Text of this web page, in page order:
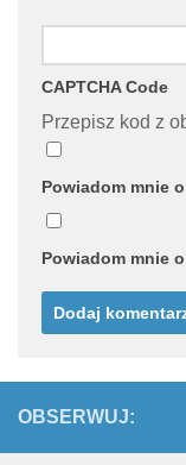
CAPTCHA Code
Przepisz kod z
Powiadom mnie
Powiadom mnie
OBSERWUJ: